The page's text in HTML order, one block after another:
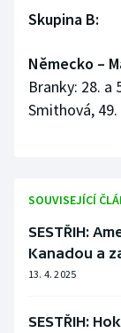
Skupina B:
Německo –
Branky: 28. a
Smithová,
SOUVISEJÍCÍ
SESTŘIH:
Kanadou a
13. 4. 2025
SESTŘIH: